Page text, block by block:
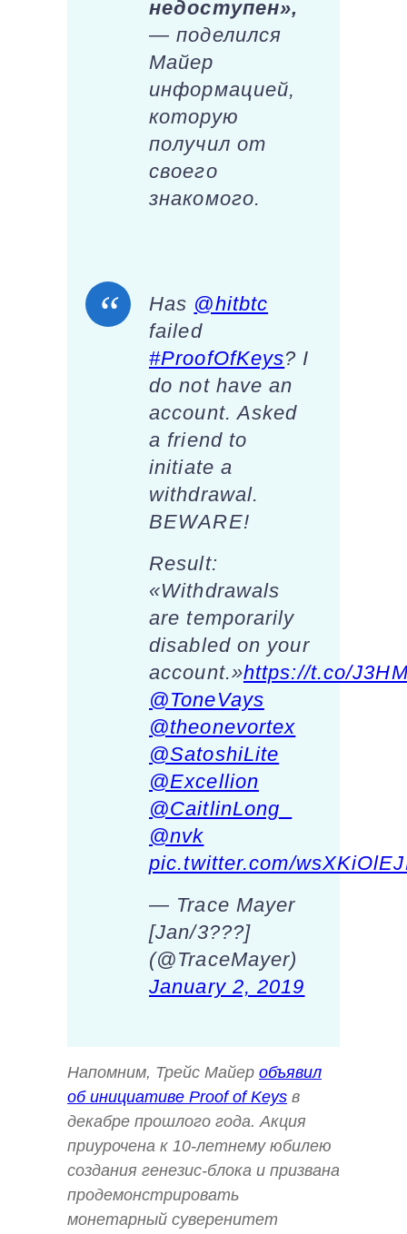
недоступен»,
— поделился
Майер
информацией,
которую
получил от
своего
знакомого.
Has @hitbtc
failed
#ProofOfKeys? I
do not have an
account. Asked
a friend to
initiate a
withdrawal.
BEWARE!
Result:
«Withdrawals
are temporarily
disabled on your
account.»https://t.co/
@ToneVays
@theonevortex
@SatoshiLite
@Excellion
@CaitlinLong_
@nvk
pic.twitter.com/
— Trace Mayer
[Jan/3???]
(@TraceMayer)
January 2, 2019
Напомним, Трейс Майер объявил
об инициативе Proof of Keys в
декабре прошлого года. Акция
приурочена к 10-летнему юбилею
создания генезис-блока и призвана
продемонстрировать
монетарный суверенитет